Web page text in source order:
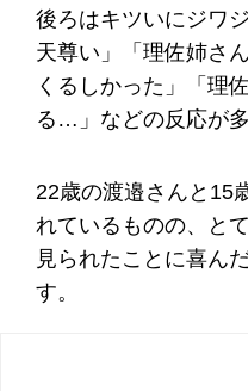
後ろはキツいにジワ
天尊い」「理佐姉さ
くるしかった」「理
る…」などの反応が
22歳の渡邉さんと15
れているものの、と
見られたことに喜ん
す。